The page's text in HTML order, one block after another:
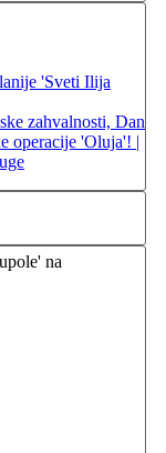
'Sveti Ilija
zahvalnosti, Dan
operacije 'Oluja'! |
na